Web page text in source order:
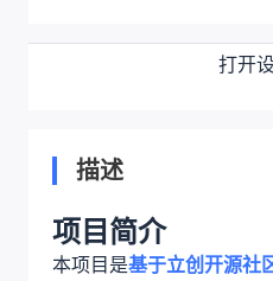
打开
描述
项目简介
本项目是基于立创开源社